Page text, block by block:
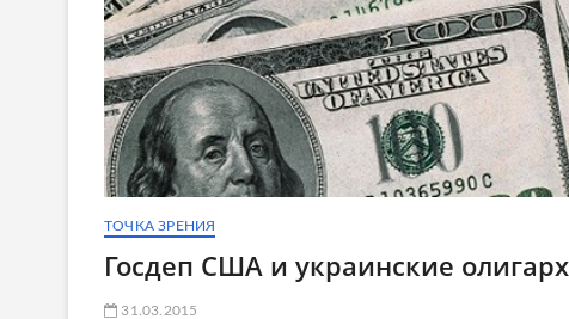
ТОЧКА ЗРЕНИЯ
Госдеп США и украинские
31.03.2015